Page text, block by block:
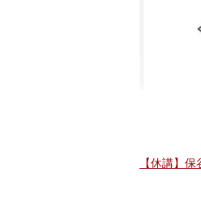
【休講】